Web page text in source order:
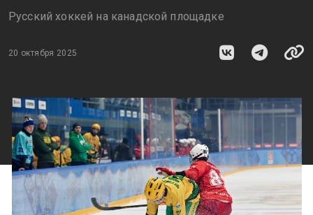
Русский хоккей на канадской площадке
20 октября 2025